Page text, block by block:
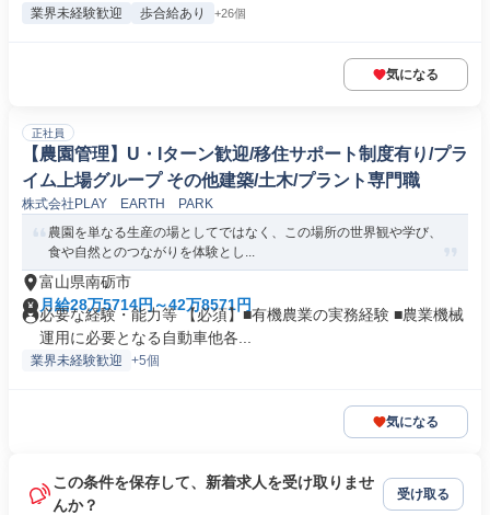
業界未経験歓迎 歩合給あり +26個
気になる
正社員
【農園管理】U・Iターン歓迎/移住サポート制度有り/プラ
イム上場グループ その他建築/土木/プラント専門職
株式会社PLAY EARTH PARK
農園を単なる生産の場としてではなく、この場所の世界観や学び、
食や自然とのつながりを体験とし...
富山県南砺市
月給28万5714円～42万8571円
必要な経験・能力等 【必須】■有機農業の実務経験 ■農業機械
運用に必要となる自動車他各...
業界未経験歓迎 +5個
気になる
この条件を保存して、新着求人を受け取りませ
んか？
受け取る